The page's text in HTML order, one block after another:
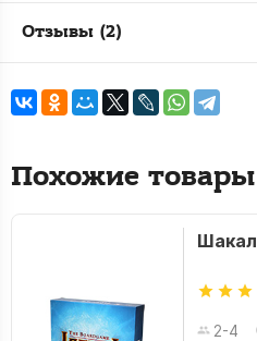
Отзывы (2)
Похожие товары
Шакал
2-4